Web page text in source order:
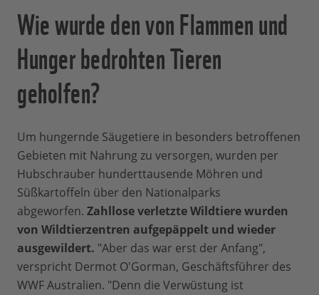
Wie wurde den von Flammen und
Hunger bedrohten Tieren
geholfen?
Um hungernde Säugetiere in besonders betroffenen
Gebieten mit Nahrung zu versorgen, wurden per
Hubschrauber hunderttausende Möhren und
Süßkartoffeln über den Nationalparks
abgeworfen. Zahllose verletzte Wildtiere wurden
von Wildtierzentren aufgepäppelt und wieder
ausgewildert. "Aber das war erst der Anfang",
verspricht Dermot O'Gorman, Geschäftsführer des
WWF Australien. "Denn die Verwüstung ist